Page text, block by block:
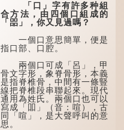
「口」字有許多种組
合方法，由四個口組成的
「㗊」，你又見過嗎？
一個口意思簡單，便是
指口部、口腔。
兩個口可成「呂」，甲
骨文字形，象脊骨形，本義
是指脊椎骨，中間有一條豎
線把脊椎段串聯起來。現代
通用為姓氏。兩個口也可以
寫成「吅」（音：喧），古
同「喧」，是大聲呼叫的意
思。